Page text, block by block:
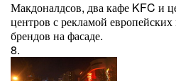
Макдоналдсов, два кафе KFC и
центров с рекламой
брендов на фасаде.
8.